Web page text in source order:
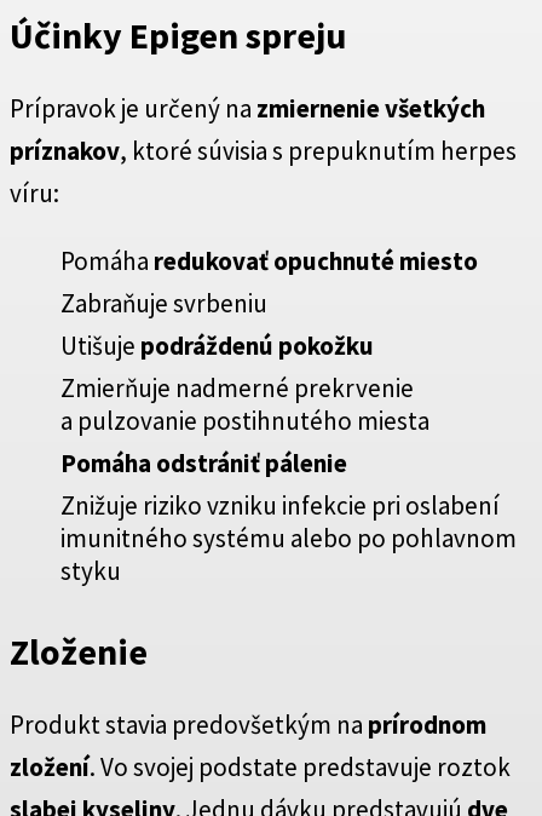
Účinky Epigen spreju
Prípravok je určený na zmiernenie všetkých
príznakov, ktoré súvisia s prepuknutím herpes
víru:
Pomáha redukovať opuchnuté miesto
Zabraňuje svrbeniu
Utišuje podráždenú pokožku
Zmierňuje nadmerné prekrvenie
a pulzovanie postihnutého miesta
Pomáha odstrániť pálenie
Znižuje riziko vzniku infekcie pri oslabení
imunitného systému alebo po pohlavnom
styku
Zloženie
Produkt stavia predovšetkým na prírodnom
zložení. Vo svojej podstate predstavuje roztok
slabej kyseliny. Jednu dávku predstavujú dve